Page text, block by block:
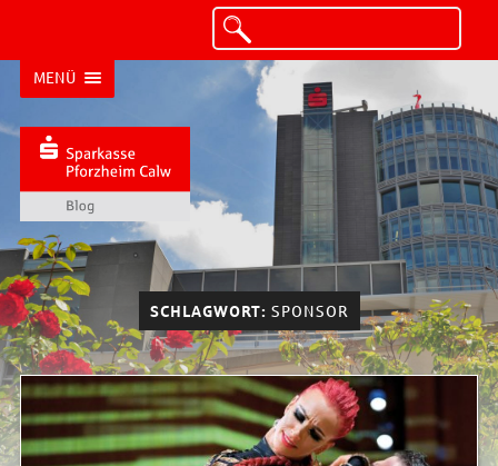
MENÜ
SCHLAGWORT: SPONSOR